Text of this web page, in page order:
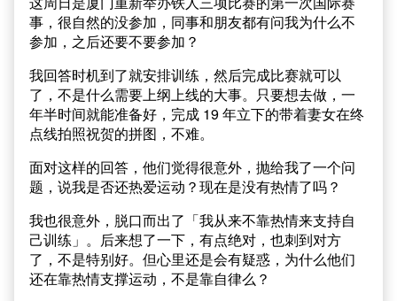
事，很自然的没参加，同事和朋友都有问我为什么不
参加，之后还要不要参加？
我回答时机到了就安排训练，然后完成比赛就可以
了，不是什么需要上纲上线的大事。只要想去做，一
年半时间就能准备好，完成 19 年立下的带着妻女在终
点线拍照祝贺的拼图，不难。
面对这样的回答，他们觉得很意外，抛给我了一个问
题，说我是否还热爱运动？现在是没有热情了吗？
我也很意外，脱口而出了「我从来不靠热情来支持自
己训练」。后来想了一下，有点绝对，也刺到对方
了，不是特别好。但心里还是会有疑惑，为什么他们
还在靠热情支撑运动，不是靠自律么？